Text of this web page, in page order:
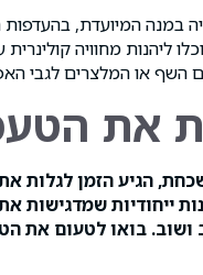
במנה המיועדת,
ליהנות מחוויה
השף או המלצרים לגבי
את
הגיע הזמן לגלות
ייחודיות שמדגישות
ושוב. בואו לטעום את